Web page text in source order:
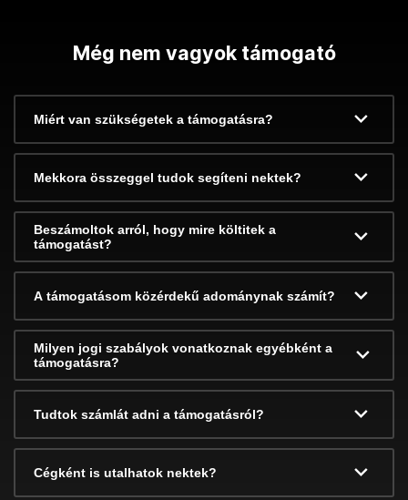
Még nem vagyok támogató
Miért van szükségetek a támogatásra?
Mekkora összeggel tudok segíteni nektek?
Beszámoltok arról, hogy mire költitek a
támogatást?
A támogatásom közérdekű adománynak számít?
Milyen jogi szabályok vonatkoznak egyébként a
támogatásra?
Tudtok számlát adni a támogatásról?
Cégként is utalhatok nektek?